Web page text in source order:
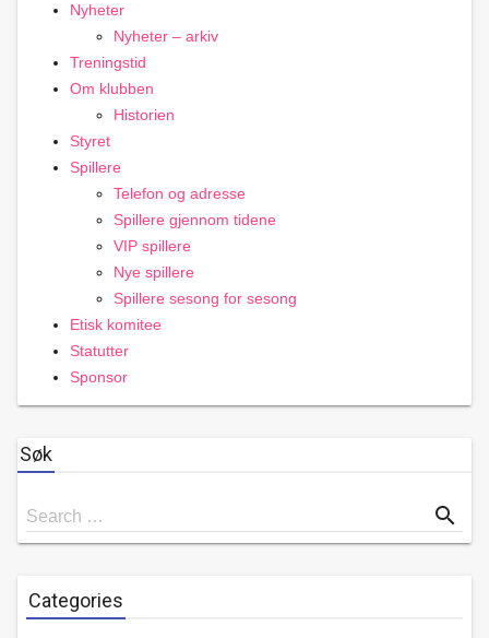
Nyheter
Nyheter – arkiv
Treningstid
Om klubben
Historien
Styret
Spillere
Telefon og adresse
Spillere gjennom tidene
VIP spillere
Nye spillere
Spillere sesong for sesong
Etisk komitee
Statutter
Sponsor
Søk
Search
for
Search … search
Categories